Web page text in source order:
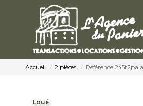
Accueil 2 pièces Référence
Loué